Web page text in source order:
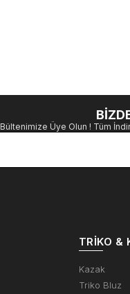
Bültenimize Üye Olun ! Tüm
TRIKO &
Kazak
Triko Bluz